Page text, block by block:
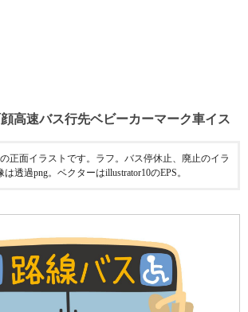
高速バス行先ベビーカーマーク車イス
の正面イラストです。ラフ。バス停休止、廃止のイラ
透過png。ベクターはillustrator10のEPS。